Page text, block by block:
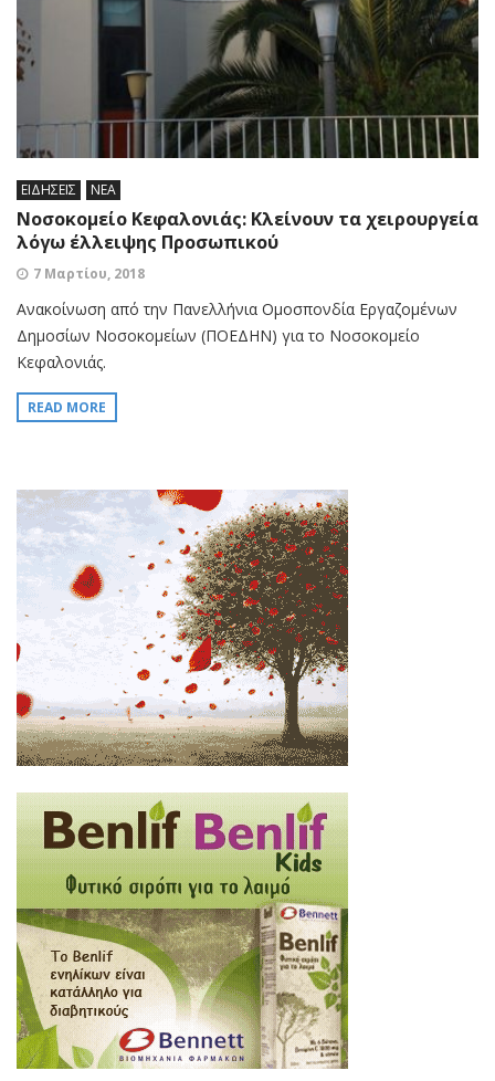
ΕΙΔΗΣΕΙΣ ΝΕΑ
Νοσοκομείο Κεφαλονιάς: Κλείνουν τα χειρουργεία
λόγω έλλειψης Προσωπικού
7 Μαρτίου, 2018
Ανακοίνωση από την Πανελλήνια Ομοσπονδία Εργαζομένων
Δημοσίων Νοσοκομείων (ΠΟΕΔΗΝ) για το Νοσοκομείο
Κεφαλονιάς.
READ MORE